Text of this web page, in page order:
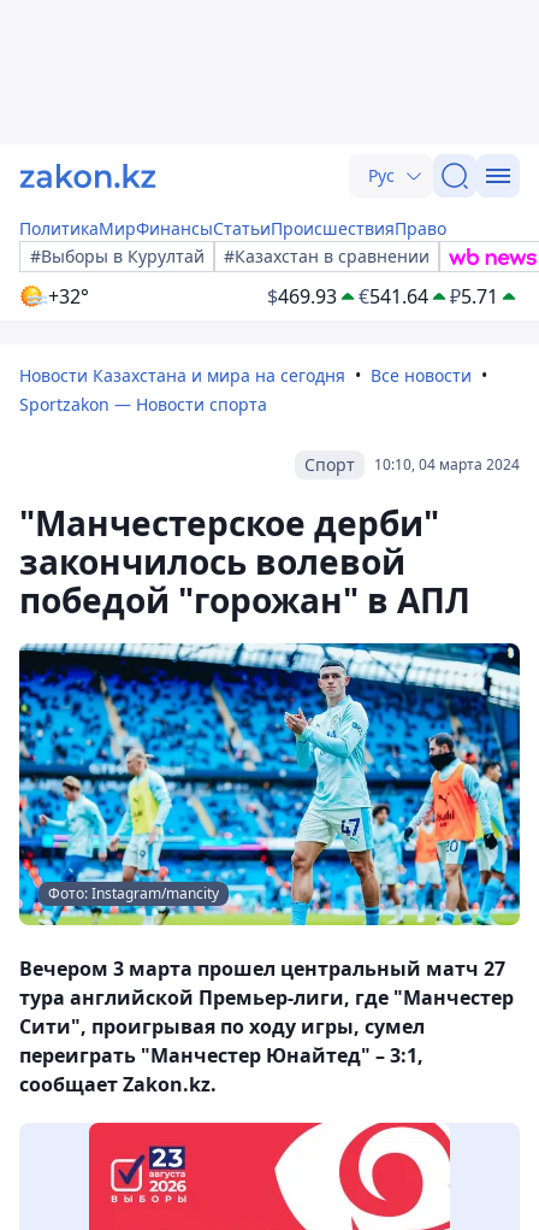
Рус
ПолитикаМирФинансыСтатьиПроисшествияПраво
#Выборы в Курултай
#Казахстан в сравнении
+32° $469.93 €541.64 ₽5.71
Новости Казахстана и мира на сегодня
Все новости
Sportzakon — Новости спорта
10:10, 04 марта 2024
Спорт
"Манчестерское дерби"
закончилось волевой
победой "горожан" в АПЛ
Фото: Instagram/mancity
Вечером 3 марта прошел центральный матч 27
тура английской Премьер-лиги, где "Манчестер
Сити", проигрывая по ходу игры, сумел
переиграть "Манчестер Юнайтед" – 3:1,
сообщает Zakon.kz.